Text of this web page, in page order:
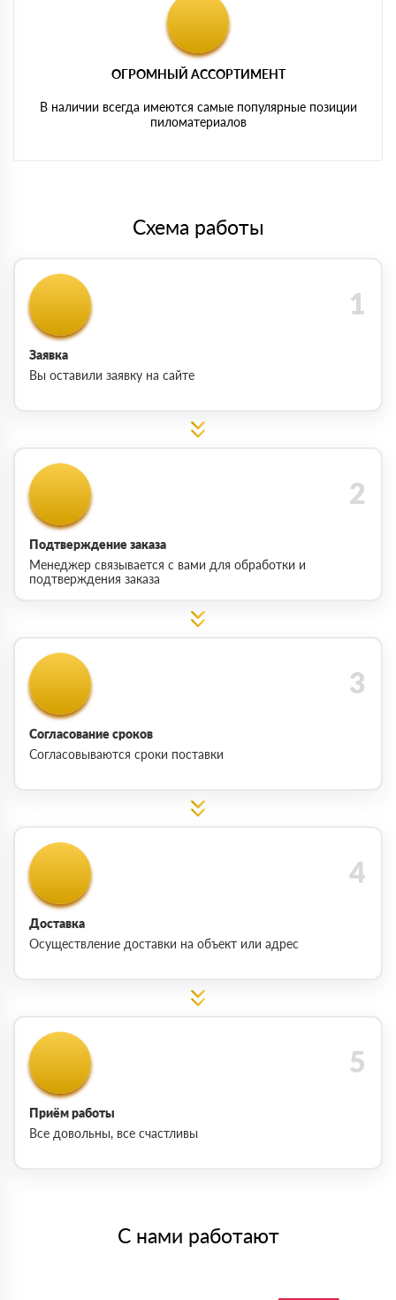
ОГРОМНЫЙ АССОРТИМЕНТ
В наличии всегда имеются самые популярные позиции
пиломатериалов
Схема работы
Заявка
Вы оставили заявку на сайте
Подтверждение заказа
Менеджер связывается с вами для обработки и
подтверждения заказа
Согласование сроков
Согласовываются сроки поставки
Доставка
Осуществление доставки на объект или адрес
Приём работы
Все довольны, все счастливы
С нами работают